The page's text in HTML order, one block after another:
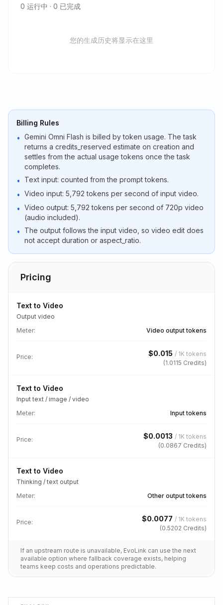
0 运行中 · 0 已完成
您的生成历史将显示在这里
Billing Rules
• Gemini Omni Flash is billed by token usage. The task
returns a credits_reserved estimate on creation and
settles from the actual usage tokens once the task
completes.
•
Text input: counted from the prompt tokens.
• Video input: 5,792 tokens per second of input video.
• Video output: 5,792 tokens per second of 720p video
(audio included).
•
The output follows the input video, so video edit does
not accept duration or aspect_ratio.
Pricing
Text to Video
Output video
Meter: Video output tokens
Price: $0.015 / 1K tokens
(1.0115 Credits)
Text to Video
Input text / image / video
Meter: Input tokens
Price: $0.0013 / 1K tokens
(0.0867 Credits)
Text to Video
Thinking / text output
Meter: Other output tokens
Price: $0.0077 / 1K tokens
(0.5202 Credits)
If an upstream route is unavailable, EvoLink can use the next
available option where fallback coverage exists, helping
teams keep costs and operations predictable.